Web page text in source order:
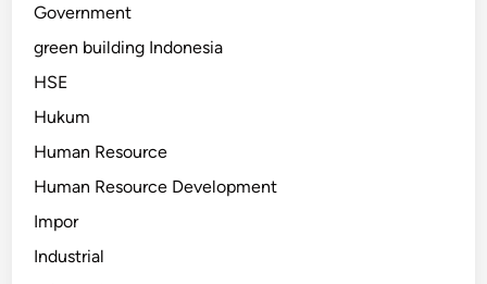
Government
green building Indonesia
HSE
Hukum
Human Resource
Human Resource Development
Impor
Industrial